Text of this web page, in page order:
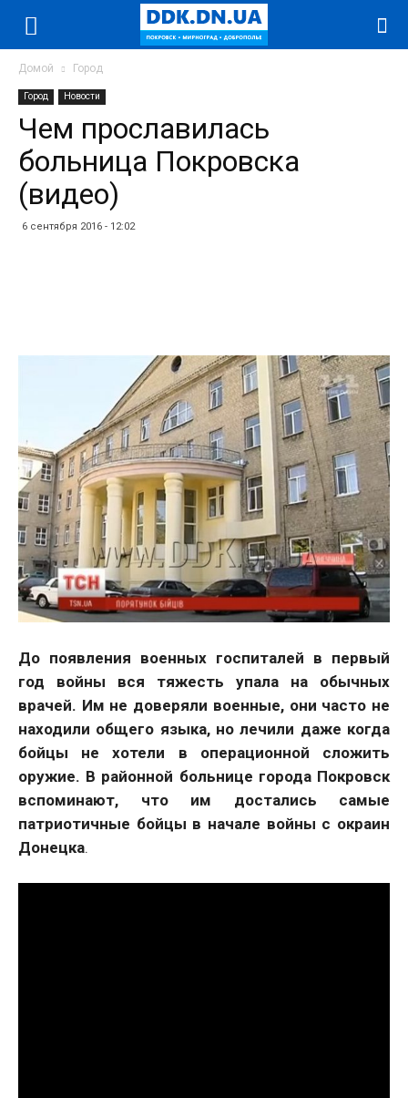
Домой Город
Город Новости
Чем прославилась
больница Покровска
(видео)
6 сентября 2016 - 12:02
До появления военных госпиталей в первый
год войны вся тяжесть упала на обычных
врачей. Им не доверяли военные, они часто не
находили общего языка, но лечили даже когда
бойцы не хотели в операционной сложить
оружие. В районной больнице города Покровск
вспоминают, что им достались самые
патриотичные бойцы в начале войны с окраин
Донецка.